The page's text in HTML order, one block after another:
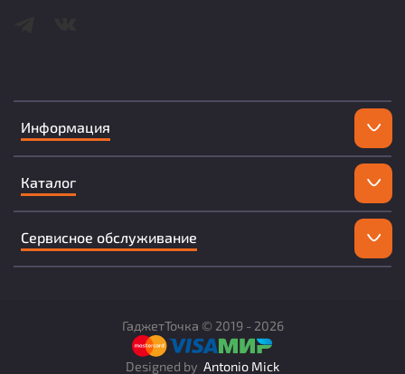
Информация
Каталог
Сервисное обслуживание
ГаджетТочка © 2019 - 2026
Designed by Antonio Mick